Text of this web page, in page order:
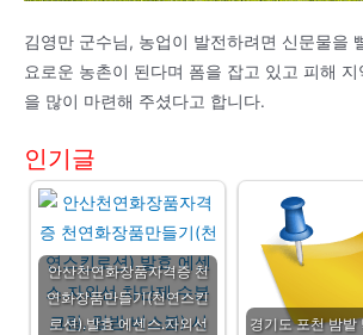
김영만 군수님, 농업이 발전하려면 신문물을
요로운 농촌이 된다며 폼을 잡고 있고 피해
을 많이 마련해 주셨다고 합니다.
인기글
안산천연화장품자격증 천
연화장품만들기(천연스킨
로션).발효 에센스.자외선
경기도 포천 밤밭